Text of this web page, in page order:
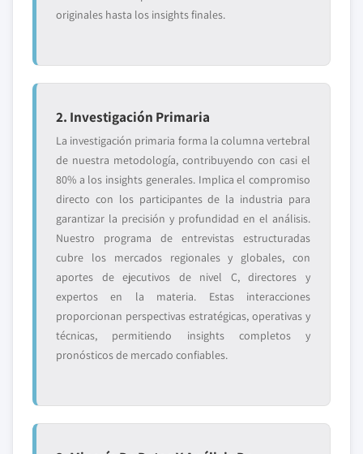
originales hasta los insights finales.
2. Investigación Primaria
La investigación primaria forma la columna vertebral
de nuestra metodología, contribuyendo con casi el
80% a los insights generales. Implica el compromiso
directo con los participantes de la industria para
garantizar la precisión y profundidad en el análisis.
Nuestro programa de entrevistas estructuradas
cubre los mercados regionales y globales, con
aportes de ejecutivos de nivel C, directores y
expertos en la materia. Estas interacciones
proporcionan perspectivas estratégicas, operativas y
técnicas, permitiendo insights completos y
pronósticos de mercado confiables.